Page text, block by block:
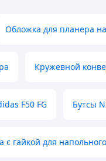
Обложка для планера
Кружевной
F50 FG Бутсы
с гайкой для